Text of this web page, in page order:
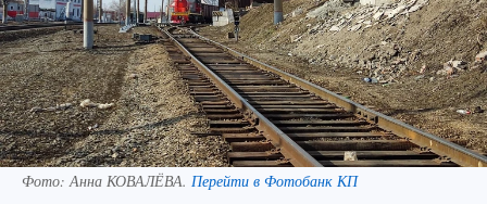
Фото:Анна КОВАЛЁВА. Перейти в Фотобанк КП